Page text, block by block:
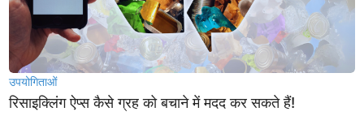
उपयोगिताओं
रिसाइक्लिंग ऐप्स कैसे ग्रह को बचाने में मदद कर सकते हैं!